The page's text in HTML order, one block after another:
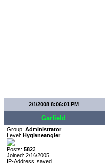
2/1/2008 8:06:01 PM
Garfield
Group: Administrator
Level: Hygieneangler
Posts: 5823
Joined: 2/16/2005
IP-Address: saved